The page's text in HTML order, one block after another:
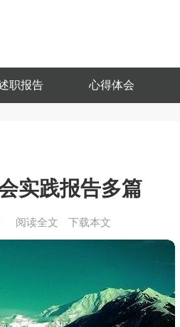
职报告 心得体会
实践报告多篇
阅读全文 下载本文